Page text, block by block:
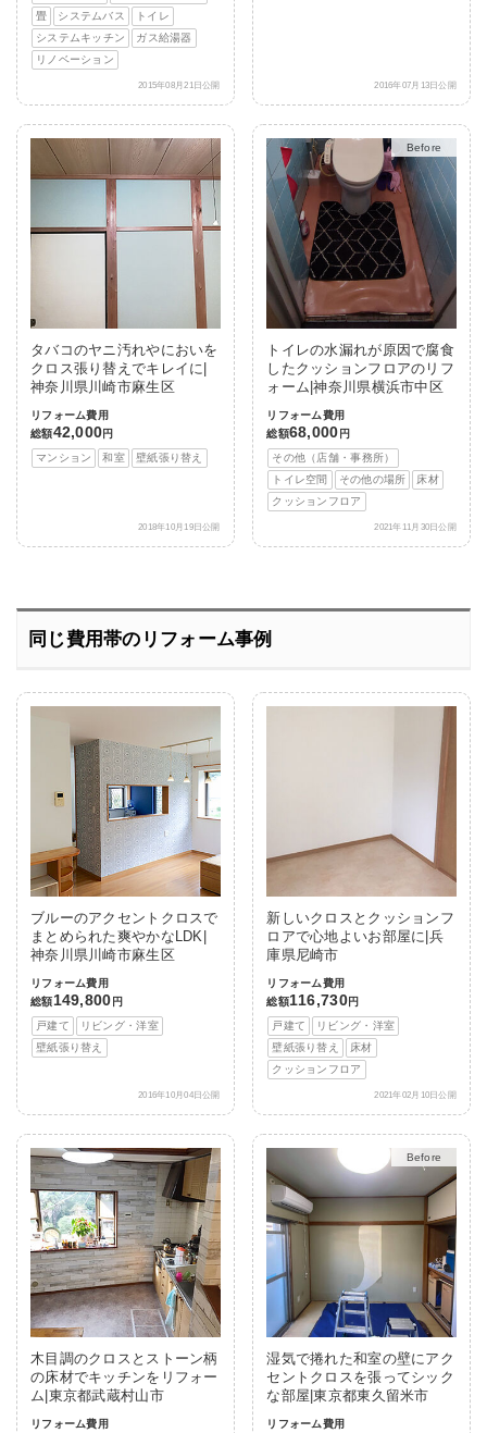
畳
システムバス
トイレ
システムキッチン
ガス給湯器
リノベーション
2015年08月21日公開 2016年07月13日公開
タバコのヤニ汚れやにおいを
クロス張り替えでキレイに|
神奈川県川崎市麻生区
リフォーム費用
総額42,000円
マンション
和室 壁紙張り替え
2018年10月19日公開
After
トイレの水漏れが原因で腐食
したクッションフロアのリフ
ォーム|神奈川県横浜市中区
リフォーム費用
総額68,000 円
その他（店舗・事務所）
トイレ空間
その他の場所
床材
クッションフロア
2021年11月30日公開
同じ費用帯のリフォーム事例
ブルーのアクセントクロスで
まとめられた爽やかなLDK|
神奈川県川崎市麻生区
リフォーム費用
総額149,800 円
戸建て
リビング・洋室
壁紙張り替え
2016年10月04日公開
新しいクロスとクッションフ
ロアで心地よいお部屋に|兵
庫県尼崎市
リフォーム費用
総額116,730円
戸建て
リビング・洋室
壁紙張り替え
床材
クッションフロア
2021年02月10日公開
木目調のクロスとストーン柄
の床材でキッチンをリフォー
ム|東京都武蔵村山市
リフォーム費用
After
湿気で捲れた和室の壁にアク
セントクロスを張ってシック
な部屋|東京都東久留米市
リフォーム費用